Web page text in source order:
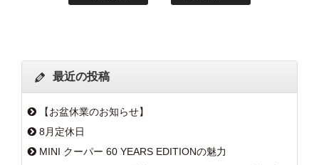
最近の投稿
【お盆休業のお知らせ】
8月定休日
MINI クーパー 60 YEARS EDITIONの魅力